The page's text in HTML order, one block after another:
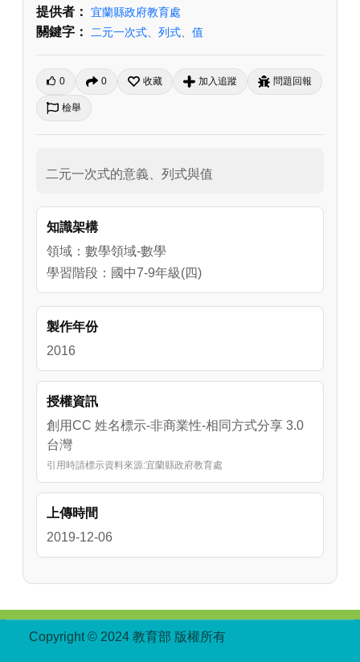
提供者： 宜蘭縣政府教育處
關鍵字： 二元一次式 列式 值
0 0 收藏 加入追蹤 問題回報
檢舉
二元一次式的意義、列式與值
知識架構
領域：數學領域-數學
學習階段：國中7-9年級(四)
製作年份
2016
授權資訊
創用CC 姓名標示-非商業性-相同方式分享 3.0
台灣
引用時請標示資料來源:宜蘭縣政府教育處
上傳時間
2019-12-06
Copyright © 2024 教育部 版權所有